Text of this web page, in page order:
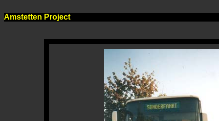
Amstetten Project